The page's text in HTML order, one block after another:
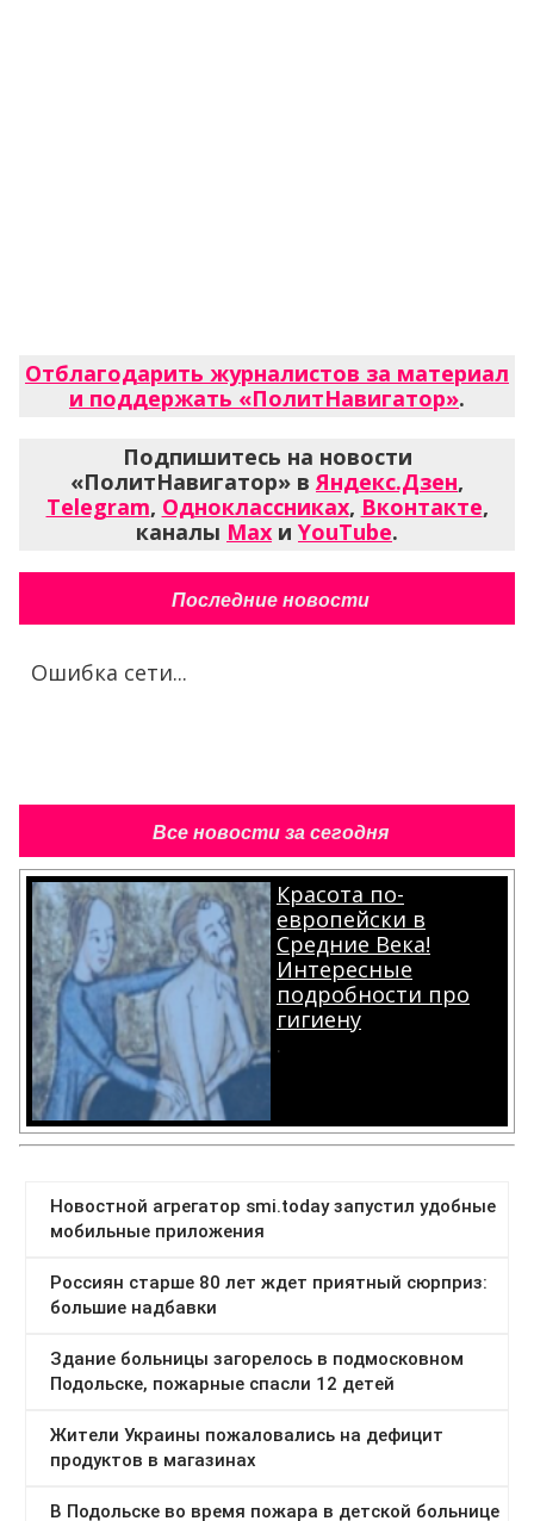
Отблагодарить журналистов за материал
и поддержать «ПолитНавигатор».
Подпишитесь на новости
«ПолитНавигатор» вЯндекс.Дзен,
Telegram, Одноклассниках, Вконтакте,
каналы Max и YouTube.
Последние новости
Ошибка сети...
Все новости за сегодня
Красота по-
европейски в
Средние Века!
Интересные
подробности про
гигиену
.